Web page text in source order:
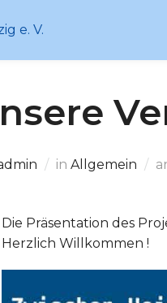
in Allgemein
Die Präsentation des
Herzlich Willkommen !